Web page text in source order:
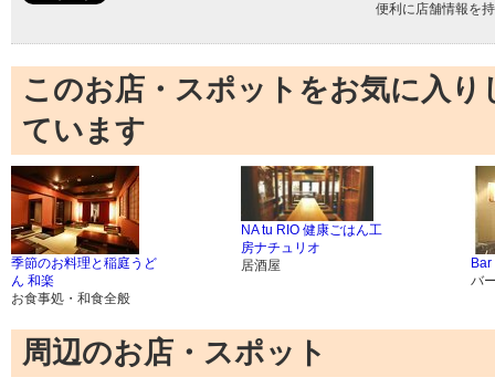
便利に店舗情報を
このお店・スポットをお気に入
ています
季節のお料理と稲庭うど
ん 和楽
お食事処・和食全般
NA tu RIO 健康ごはん工
房ナチュリオ
居酒屋
バ
周辺のお店・スポット